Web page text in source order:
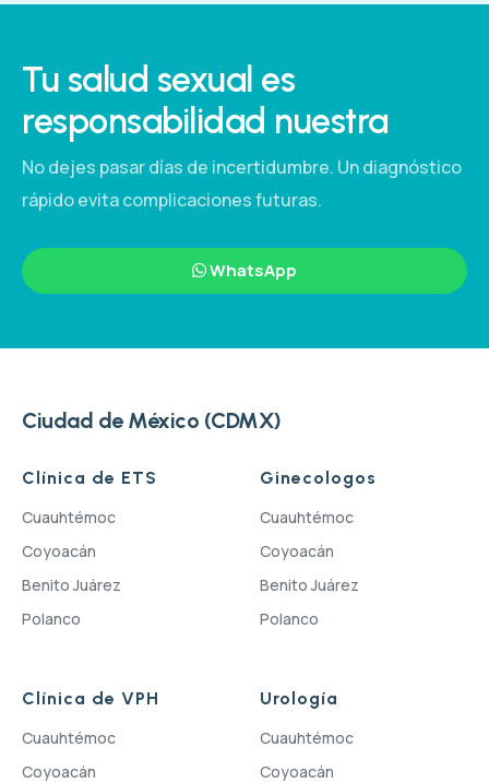
Tu salud sexual es
responsabilidad nuestra
No dejes pasar días de incertidumbre. Un diagnóstico
rápido evita complicaciones futuras.
WhatsApp
Ciudad de México (CDMX)
Clínica de ETS
Cuauhtémoc
Coyoacán
Benito Juárez
Polanco
Ginecologos
Cuauhtémoc
Coyoacán
Benito Juárez
Polanco
Clínica de VPH
Cuauhtémoc
Coyoacán
Urología
Cuauhtémoc
Coyoacán